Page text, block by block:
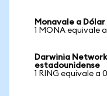
Monavale a
1 MONA equivale
Darwinia
estadounidense
1 RING equivale a